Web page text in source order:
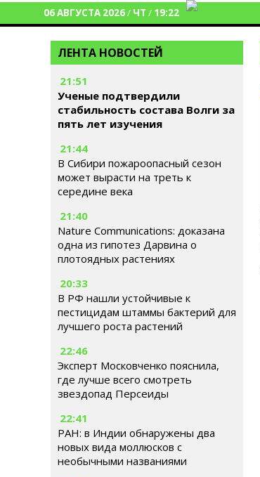
06 АВГУСТА 2026/ ЧТ / 19:22
ЛЕНТА НОВОСТЕЙ
21:51
Ученые подтвердили
стабильность состава Волги за
пять лет изучения
21:44
В Сибири пожароопасный сезон
может вырасти на треть к
середине века
21:40
Nature Communications: доказана
одна из гипотез Дарвина о
плотоядных растениях
20:33
В РФ нашли устойчивые к
пестицидам штаммы бактерий для
лучшего роста растений
22:46
Эксперт Московченко пояснила,
где лучше всего смотреть
звездопад Персеиды
22:41
РАН: в Индии обнаружены два
новых вида моллюсков с
необычными названиями